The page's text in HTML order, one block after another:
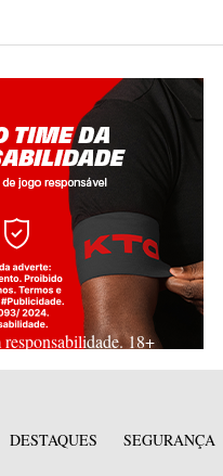
responsabilidade. 18+
DESTAQUES SEGURANÇA